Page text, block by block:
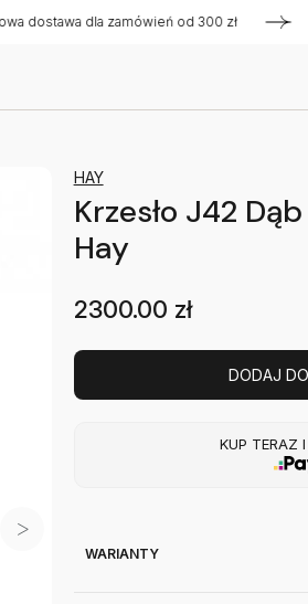
dla zamówień od 300 zł
HAY
Krzesło J42
Hay
2300.00 zł
DODAJ
KUP TERAZ
WARIANTY